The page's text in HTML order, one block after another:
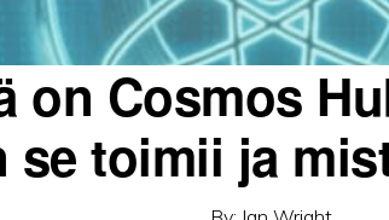
on Cosmos
se toimii ja